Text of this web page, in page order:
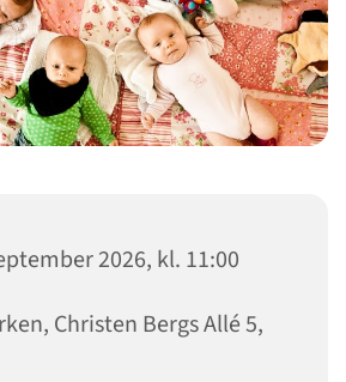
2026, kl. 11:00
Christen Bergs Allé 5,